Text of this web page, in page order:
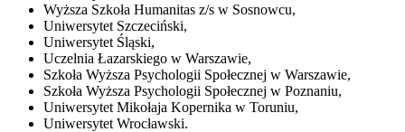
Wyższa Szkoła Humanitas z/s w Sosnowcu,
Uniwersytet Szczeciński,
Uniwersytet Śląski,
Uczelnia Łazarskiego w Warszawie,
Szkoła Wyższa Psychologii Społecznej w Warszawie,
Szkoła Wyższa Psychologii Społecznej w Poznaniu,
Uniwersytet Mikołaja Kopernika w Toruniu,
Uniwersytet Wrocławski.